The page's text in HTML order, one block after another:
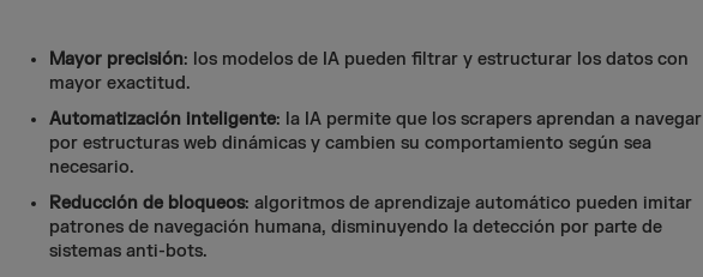
Mayor precisión: los modelos de IA pueden filtrar y estructurar los datos con
mayor exactitud.
Automatización inteligente: la IA permite que los scrapers aprendan a navegar
por estructuras web dinámicas y cambien su comportamiento según sea
necesario.
Reducción de bloqueos: algoritmos de aprendizaje automático pueden imitar
patrones de navegación humana, disminuyendo la detección por parte de
sistemas anti-bots.